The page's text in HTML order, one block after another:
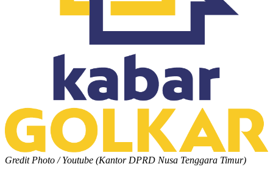
Gredit Photo / Youtube (Kantor DPRD Nusa Tenggara Timur)